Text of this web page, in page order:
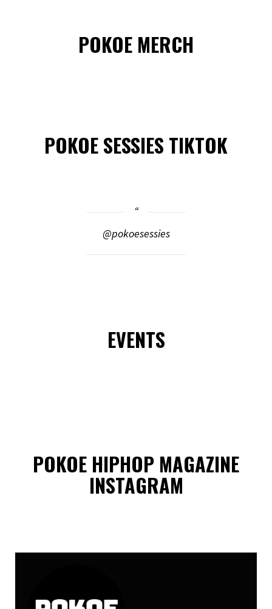
POKOE MERCH
POKOE SESSIES TIKTOK
@pokoesessies
EVENTS
POKOE HIPHOP MAGAZINE
INSTAGRAM